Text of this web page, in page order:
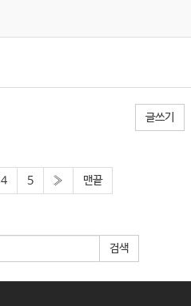
글쓰기
4 5 » 맨끝
검색